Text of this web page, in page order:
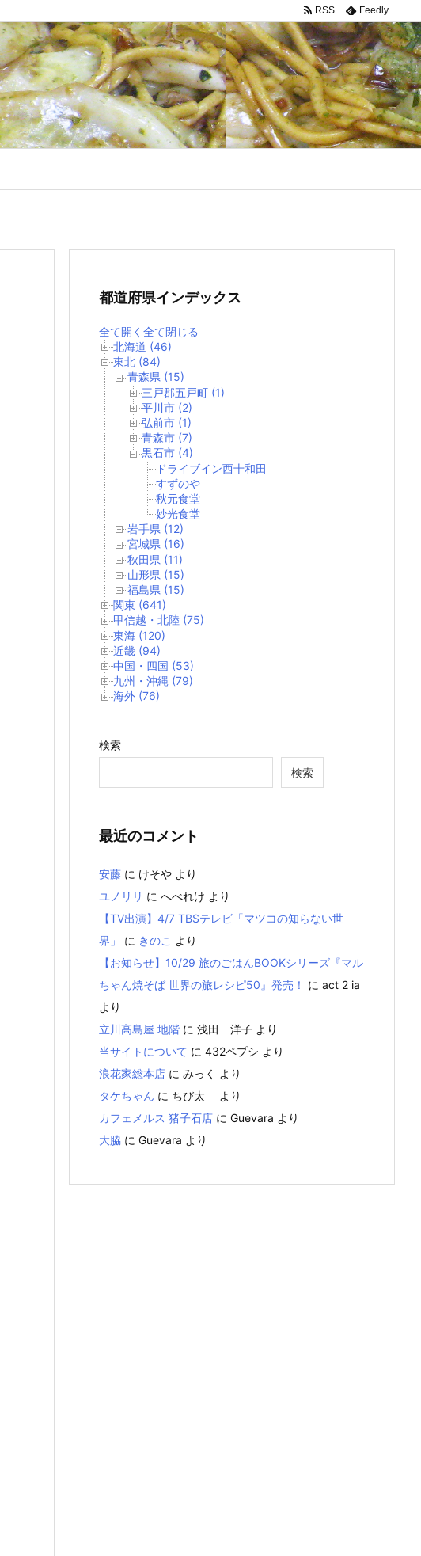
RSS Feedly
都道府県インデックス
全て開く 全て閉じる
北海道 (46)
東北 (84)
青森県 (15)
三戸郡五戸町 (1)
平川市 (2)
弘前市 (1)
青森市 (7)
黒石市 (4)
ドライブイン西十和田
すずのや
秋元食堂
妙光食堂
岩手県 (12)
宮城県 (16)
秋田県 (11)
山形県 (15)
福島県 (15)
関東 (641)
甲信越・北陸 (75)
東海 (120)
近畿 (94)
中国・四国 (53)
九州・沖縄 (79)
海外 (76)
検索
検索
最近のコメント
安藤 に けそや より
ユノリリ に へべれけ より
【TV出演】4/7 TBSテレビ「マツコの知らない世
界」
に きのこ より
【お知らせ】10/29 旅のごはんBOOKシリーズ『マル
ちゃん焼そば 世界の旅レシピ50』発売！
に act 2 ia
より
立川高島屋 地階 に 浅田 洋子 より
当サイトについて に 432ペプシ より
浪花家総本店 に みっく
より
タケちゃん に ちび太
より
カフェメルス 猪子石店 に Guevara より
大脇 に Guevara より